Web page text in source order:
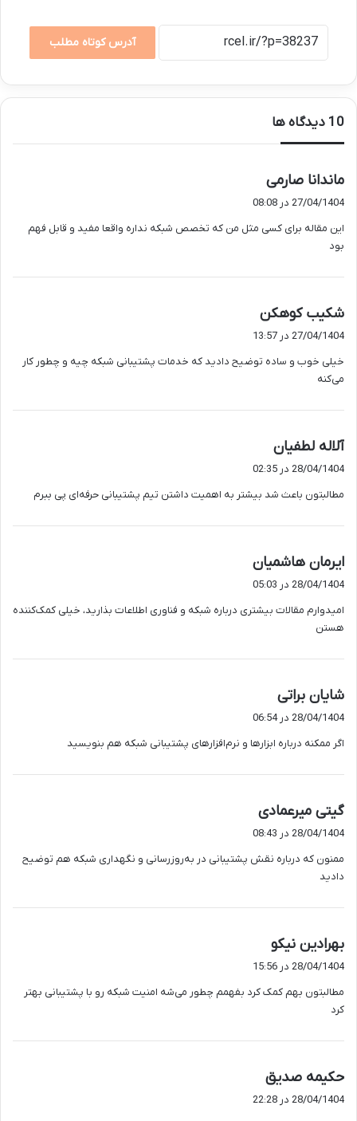
آدرس کوتاه مطلب
‫10 دیدگاه ها
ماندانا صارمی
ف
:
27/04/1404 در 08:08
این مقاله برای کسی مثل من که تخصص شبکه نداره واقعا مفید و قابل فهم
بود
شکیب کوهکن
ف
:
27/04/1404 در 13:57
خیلی خوب و ساده توضیح دادید که خدمات پشتیبانی شبکه چیه و چطور کار
می‌کنه
آلاله لطفیان
ف
:
28/04/1404 در 02:35
مطالبتون باعث شد بیشتر به اهمیت داشتن تیم پشتیبانی حرفه‌ای پی ببرم
ایرمان هاشمیان
:
28/04/1404 در 05:03
امیدوارم مقالات بیشتری درباره شبکه و فناوری اطلاعات بذارید، خیلی کمک‌کننده
هستن
شایان براتی
ف
28/04/1404 در 06:54
اگر ممکنه درباره ابزارها و نرم‌افزارهای پشتیبانی شبکه هم بنویسید
گیتی میرعمادی
ف
:
28/04/1404 در 08:43
ممنون که درباره نقش پشتیبانی در به‌روزرسانی و نگهداری شبکه هم توضیح
دادید
بهرادین نیکو
ف
:
28/04/1404 در 15:56
مطالبتون بهم کمک کرد بفهمم چطور می‌شه امنیت شبکه رو با پشتیبانی بهتر
کرد
حکیمه صدیق
ف
28/04/1404 در 22:28